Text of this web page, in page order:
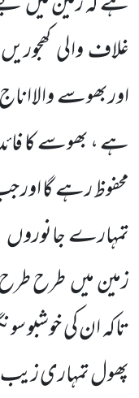
غلاف والی کھجوریں
اوربھوسے
ہے ، بھوسے کا
محفوظ رہے گا اور
تمہارے جانوروں
زمین میںطرح طرح
تاکہ ان کی خوشبو
پھول تمہاری